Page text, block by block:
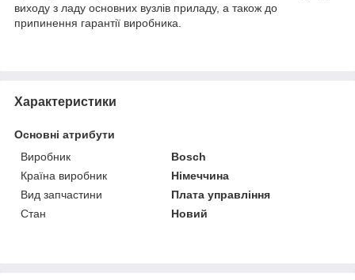
виходу з ладу основних вузлів приладу, а також до
припинення гарантії виробника.
Характеристики
Основні атрибути
Виробник
Bosch
Країна виробник
Німеччина
Вид запчастини
Плата управління
Стан
Новий